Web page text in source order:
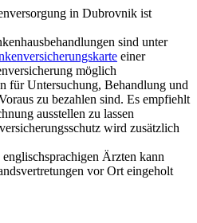
in Dubrovnik ist
sind unter
einer
möglich
für Untersuchung, Behandlung und
zu bezahlen sind. Es empfiehlt
ausstellen zu lassen
wird zusätzlich
Ärzten kann
vor Ort eingeholt